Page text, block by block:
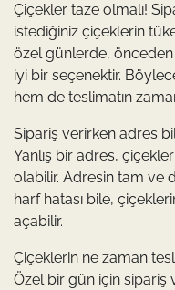
Çiçekler taze olmalı!
istediğiniz çiçeklerin
özel günlerde,
iyi bir seçenektir.
hem de teslimatın
Sipariş verirken adres
Yanlış bir adres,
olabilir. Adresin tam ve
harf hatası bile,
açabilir.
Çiçeklerin ne zaman
Özel bir gün için sipariş